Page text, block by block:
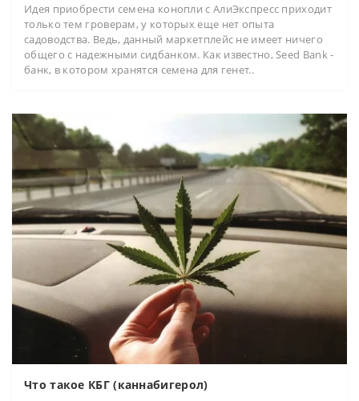
Идея приобрести семена конопли с АлиЭкспресс приходит
только тем гроверам, у которых еще нет опыта
садоводства. Ведь, данный маркетплейс не имеет ничего
общего с надежными сидбанком. Как известно, Seed Bank -
банк, в котором хранятся семена для генет..
Что такое КБГ (каннабигерол)